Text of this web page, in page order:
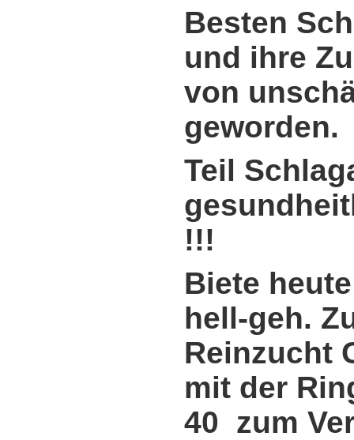
Besten
und ihre
von
geworden.
Teil
!!!
Biete
hell-geh.
Reinzucht
mit der
40 zum